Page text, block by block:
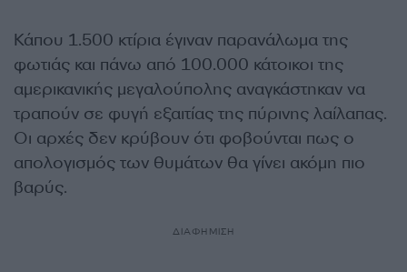
Κάπου 1.500 κτίρια έγιναν παρανάλωμα της
φωτιάς και πάνω από 100.000 κάτοικοι της
αμερικανικής μεγαλούπολης αναγκάστηκαν να
τραπούν σε φυγή εξαιτίας της πύρινης λαίλαπας.
Οι αρχές δεν κρύβουν ότι φοβούνται πως ο
απολογισμός των θυμάτων θα γίνει ακόμη πιο
βαρύς.
ΔΙΑΦΗΜΙΣΗ